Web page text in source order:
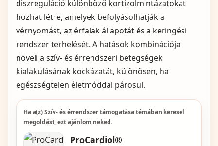
diszreguláció különböző kortizolmintázatokat
hozhat létre, amelyek befolyásolhatják a
vérnyomást, az érfalak állapotát és a keringési
rendszer terhelését. A hatások kombinációja
növeli a szív‑ és érrendszeri betegségek
kialakulásának kockázatát, különösen, ha
egészségtelen életmóddal párosul.
Ha a(z) Szív- és érrendszer támogatása témában keresel
megoldást, ezt ajánlom neked.
ProCardiol®